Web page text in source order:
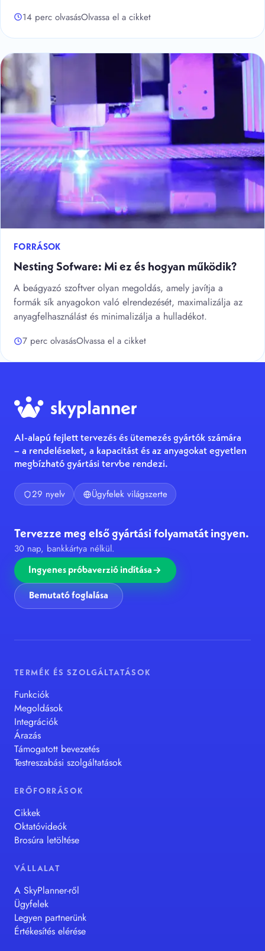
14 perc olvasásOlvassa el a cikket
FORRÁSOK
Nesting Sofware: Mi ez és hogyan működik?
A beágyazó szoftver olyan megoldás, amely javítja a
formák sík anyagokon való elrendezését, maximalizálja az
anyagfelhasználást és minimalizálja a hulladékot.
7 perc olvasásOlvassa el a cikket
AI-alapú fejlett tervezés és ütemezés gyártók számára
– a rendeléseket, a kapacitást és az anyagokat egyetlen
megbízható gyártási tervbe rendezi.
29 nyelv Ügyfelek világszerte
Tervezze meg első gyártási folyamatát ingyen.
30 nap, bankkártya nélkül.
Ingyenes próbaverzió indítása
Bemutató foglalása
TERMÉK ÉS SZOLGÁLTATÁSOK
Funkciók
Megoldások
Integrációk
Árazás
Támogatott bevezetés
Testreszabási szolgáltatások
ERŐFORRÁSOK
Cikkek
Oktatóvideók
Brosúra letöltése
VÁLLALAT
A SkyPlanner-ről
Ügyfelek
Legyen partnerünk
Értékesítés elérése